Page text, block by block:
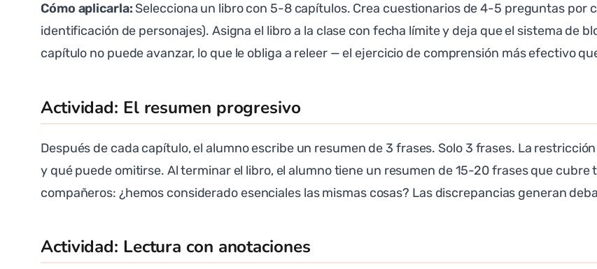
Cómo aplicarla: Selecciona un libro con 5-8 capítulos. Crea cuestionarios de 4-5 preguntas por
identificación de personajes). Asigna el libro a la clase con fecha límite y deja que el sistema de
capítulo no puede avanzar, lo que le obliga a releer — el ejercicio de comprensión más efectivo
Actividad: El resumen progresivo
Después de cada capítulo, el alumno escribe un resumen de 3 frases. Solo 3 frases. La
y qué puede omitirse. Al terminar el libro, el alumno tiene un resumen de 15-20 frases que
compañeros: ¿hemos considerado esenciales las mismas cosas? Las discrepancias generan
Actividad: Lectura con anotaciones